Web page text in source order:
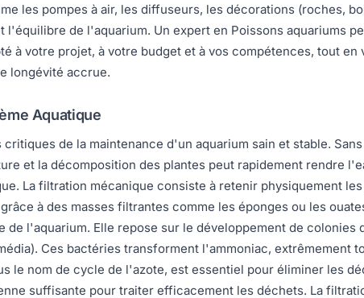
les pompes à air, les diffuseurs, les décorations (roches,
de l'aquarium. Un expert en Poissons aquariums
à votre projet, à votre budget et à vos compétences, tout
longévité accrue.
Aquatique
de la maintenance d'un aquarium sain et stable.
et la décomposition des plantes peut rapidement rendre
La filtration mécanique consiste à retenir physiquement
à des masses filtrantes comme les éponges ou les
de l'aquarium. Elle repose sur le développement de
Ces bactéries transforment l'ammoniac, extrêmement
le nom de cycle de l'azote, est essentiel pour éliminer les
suffisante pour traiter efficacement les déchets. La